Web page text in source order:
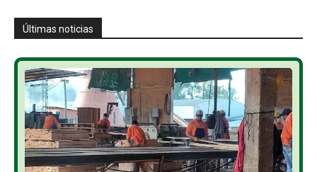
Últimas noticias